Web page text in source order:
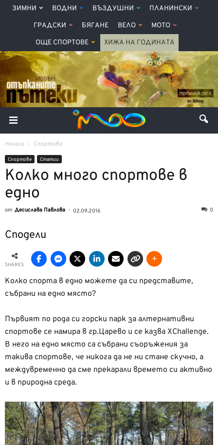
ЗИМНИ ВОДНИ ВЪЗДУШНИ ПЛАНИНСКИ
ГРАДСКИ БЯГАНЕ ВЕЛО МОТО
ОЩЕ СПОРТОВЕ ХИЖА НА ГОДИНАТА
Начало Спортове
Спортове Статии
Колко много спортове в
едно
от Десислава Павлова - 02.09.2016 0
Сподели
SHARES
Колко спорта в едно можете да си представите,
събрани на едно място?
Първият по рода си горски парк за алтернативни
спортове се намира в гр.Царево и се казва XChallenge.
В него на едно място са събрани съоръжения за
такива спортове, че никога да не ни стане скучно, а
междувременно да сме прекарали времето си активно
и в природна среда.